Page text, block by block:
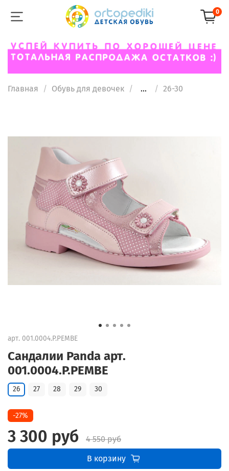
0
Главная Обувь для девочек ... 26-30
арт. 001.0004.P.PEMBE
Сандалии Panda арт.
001.0004.P.PEMBE
26 27 28 29 30
-27%
3 300 руб
4 550 руб
В корзину